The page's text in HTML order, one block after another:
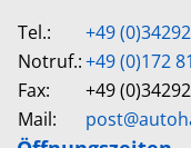
Tel.:
+49
Notruf.:+49 (0)172
Fax:
+49
Mail: